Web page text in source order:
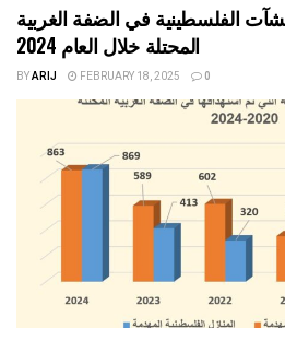
الفلسطينية في الضفة الغربية
المحتلة خلال العام 2024
BYARIJ FEBRUARY 18, 2025 0